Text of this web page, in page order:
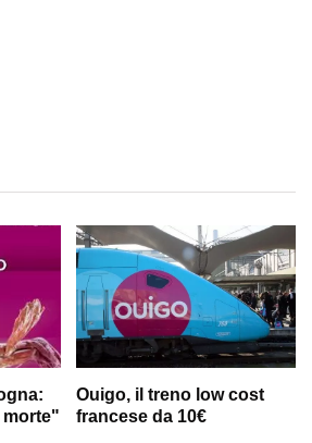
morte"
Ouigo, il treno low cost
francese da 10€